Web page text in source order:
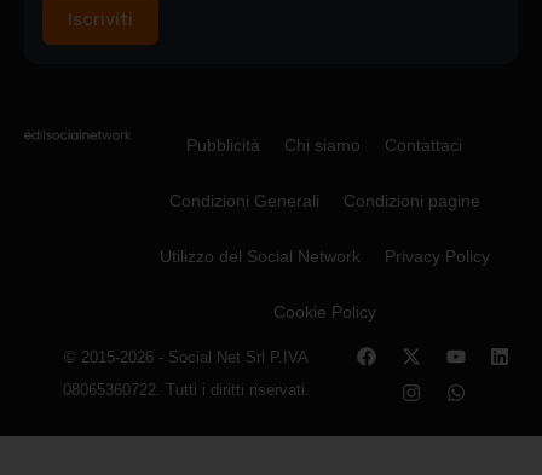
Iscriviti
Pubblicità Chi siamo Contattaci
Condizioni Generali Condizioni pagine
Utilizzo del Social Network Privacy Policy
Cookie Policy
© 2015-2026 - Social Net Srl P.IVA
08065360722. Tutti i diritti riservati.